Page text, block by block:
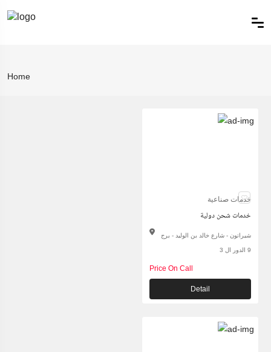
Home
خدمات صناعية
خدمات شحن دولية
شيراتون - شارع خالد بن الوليد - برج
9 الدور ال 3
Price On Call
Detail